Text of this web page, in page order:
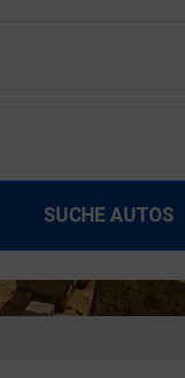
SUCHE AUTOS